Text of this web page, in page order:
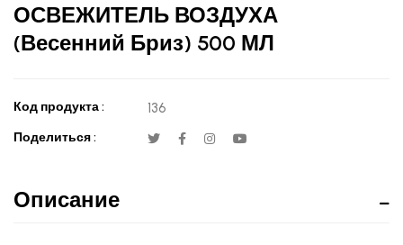
ОСВЕЖИТЕЛЬ ВОЗДУХА
(Весенний Бриз) 500 МЛ
Код продукта : 136
Поделиться :
Описание